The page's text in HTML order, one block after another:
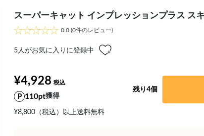
スーパーキャット インプレッションプラス ス
0.0 (0件のレビュー)
5人がお気に入りに登録中
¥4,928
110pt獲得
¥8,800（税込）以上送料無料
残り4個